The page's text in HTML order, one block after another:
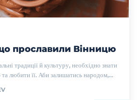
прославили Вінницю
традиції й культуру, необхідно знати
любити її. Аби залишатись народом,...